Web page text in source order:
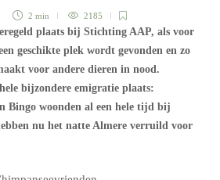
2 min 2185
plaats bij Stichting AAP, als voor
geschikte plek wordt gevonden en zo
voor andere dieren in nood.
bijzondere emigratie plaats:
Bingo woonden al een hele tijd bij
nu het natte Almere verruild voor